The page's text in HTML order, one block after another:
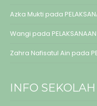
Azka Mukti pada
Wangi pada
Zahra Nafisatul Ain pada
INFO SEKOLAH